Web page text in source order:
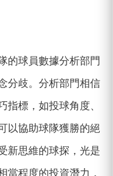
的球員數據分析部門
分歧。分析部門相信
指標，如投球角度、
以協助球隊獲勝的絕
新思維的球探，光是
當程度的投資潛力，